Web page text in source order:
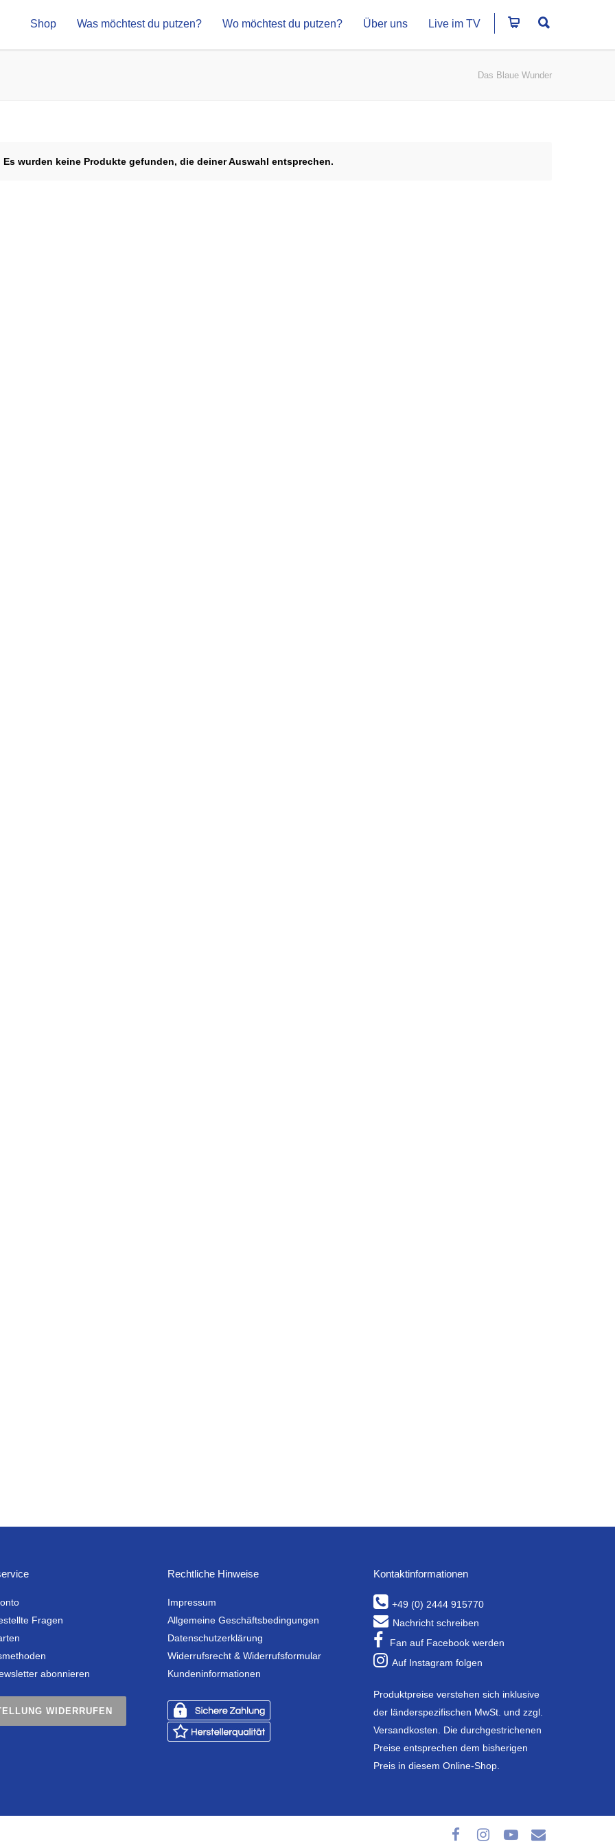
Shop Was möchtest du putzen? Wo möchtest du putzen? Über uns Live im TV
Das Blaue Wunder
Es wurden keine Produkte gefunden, die deiner Auswahl entsprechen.
Fragen
abonnieren
WIDERRUFEN
Rechtliche Hinweise
Impressum
Allgemeine Geschäftsbedingungen
Datenschutzerklärung
Widerrufsrecht & Widerrufsformular
Kundeninformationen
Kontaktinformationen
+49 (0) 2444 915770
Nachricht schreiben
Fan auf Facebook werden
Auf Instagram folgen
Produktpreise verstehen sich inklusive
der länderspezifischen MwSt. und zzgl.
Versandkosten. Die durchgestrichenen
Preise entsprechen dem bisherigen
Preis in diesem Online-Shop.